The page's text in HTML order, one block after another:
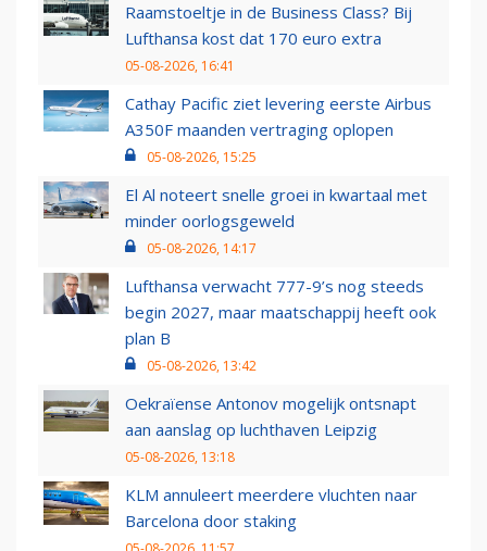
Raamstoeltje in de Business Class? Bij
Lufthansa kost dat 170 euro extra
05-08-2026, 16:41
Cathay Pacific ziet levering eerste Airbus
A350F maanden vertraging oplopen
05-08-2026, 15:25
El Al noteert snelle groei in kwartaal met
minder oorlogsgeweld
05-08-2026, 14:17
Lufthansa verwacht 777-9’s nog steeds
begin 2027, maar maatschappij heeft ook
plan B
05-08-2026, 13:42
Oekraïense Antonov mogelijk ontsnapt
aan aanslag op luchthaven Leipzig
05-08-2026, 13:18
KLM annuleert meerdere vluchten naar
Barcelona door staking